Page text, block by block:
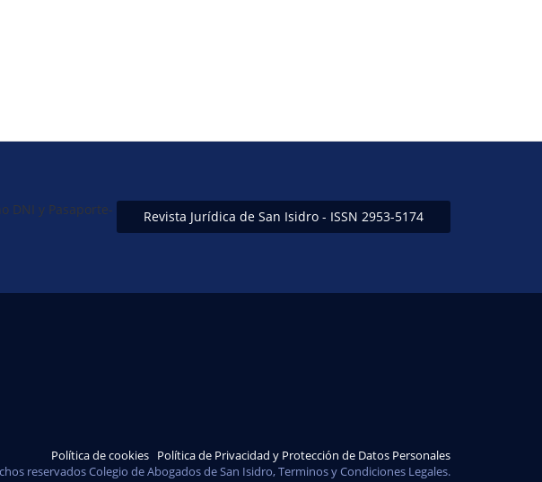
DNI y Pasaporte- Revista Jurídica de San Isidro - ISSN 2953-5174
Política de cookies Política de Privacidad y Protección de Datos Personales
reservados Colegio de Abogados de San Isidro, Terminos y Condiciones Legales.